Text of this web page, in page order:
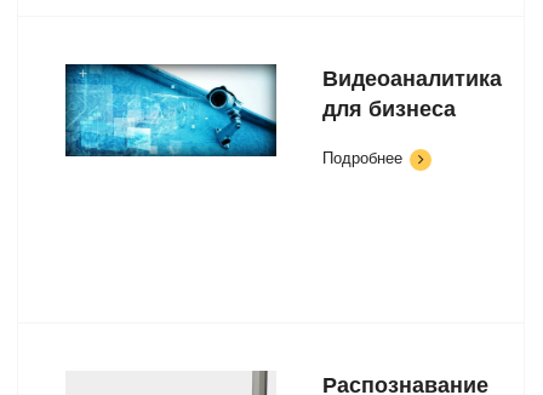
Видеоаналитика
для бизнеса
Подробнее
Распознавание